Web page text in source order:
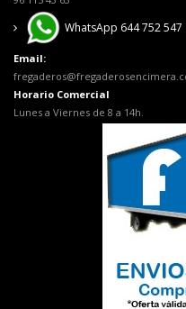
WhatsApp 644 752 547
Email:
Horario Comercial
Lunes a Viernes de 8 a 14h.